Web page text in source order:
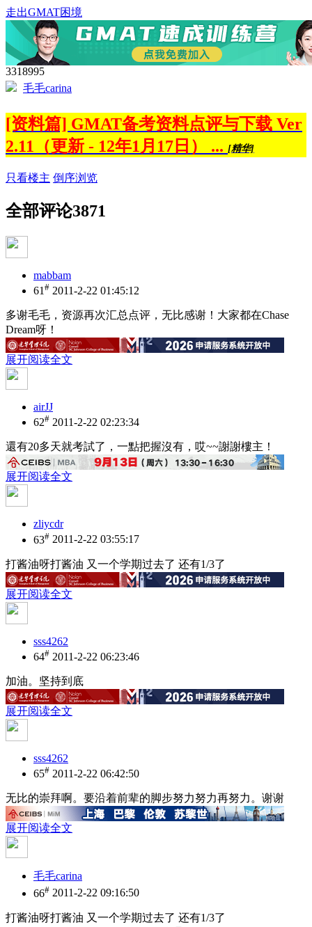
走出GMAT困境
3318995
毛毛carina
[资料篇] GMAT备考资料点评与下载 Ver
2.11（更新 - 12年1月17日） ... [精华]
只看楼主 倒序浏览
全部评论3871
mabbam
61 # 2011-2-22 01:45:12
多谢毛毛，资源再次汇总点评，无比感谢！大家都在Chase
Dream呀！
展开阅读全文
airJJ
62# 2011-2-22 02:23:34
還有20多天就考試了，一點把握沒有，哎~~謝謝樓主！
展开阅读全文
zliycdr
63# 2011-2-22 03:55:17
打酱油呀打酱油 又一个学期过去了 还有1/3了
展开阅读全文
sss4262
64# 2011-2-22 06:23:46
加油。坚持到底
展开阅读全文
sss4262
65# 2011-2-22 06:42:50
无比的崇拜啊。要沿着前辈的脚步努力努力再努力。谢谢
展开阅读全文
毛毛carina
66# 2011-2-22 09:16:50
打酱油呀打酱油 又一个学期过去了 还有1/3了